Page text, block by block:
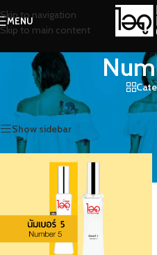
Skip to navigation
Skip to main content
MENU
หน้าหลัก/สินค้าที่มีป้ายกำกับ
Show sidebar